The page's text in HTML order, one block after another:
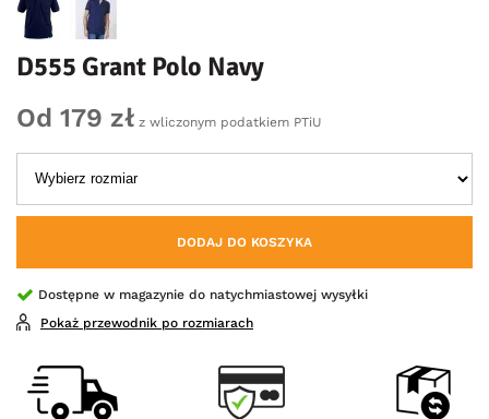
D555 Grant Polo Navy
Od 179 zł z wliczonym podatkiem PTiU
DODAJ DO KOSZYKA
Dostępne w magazynie do natychmiastowej wysyłki
Pokaż przewodnik po rozmiarach